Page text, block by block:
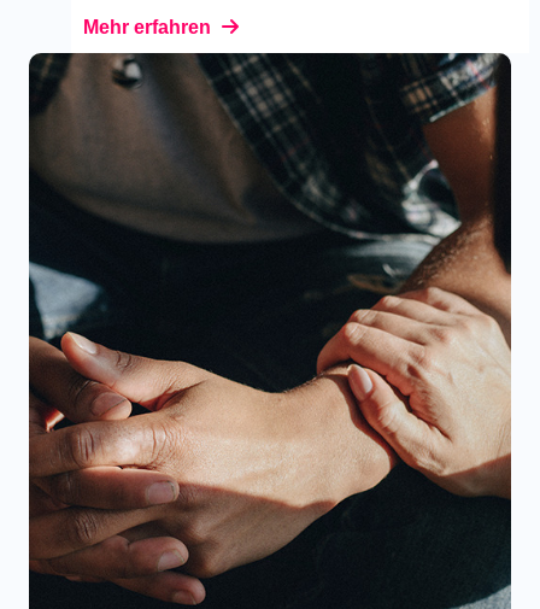
Mehr erfahren